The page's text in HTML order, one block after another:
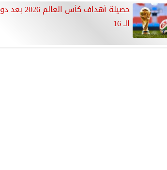
حصيلة أهداف كأس العالم 2026
الـ 16